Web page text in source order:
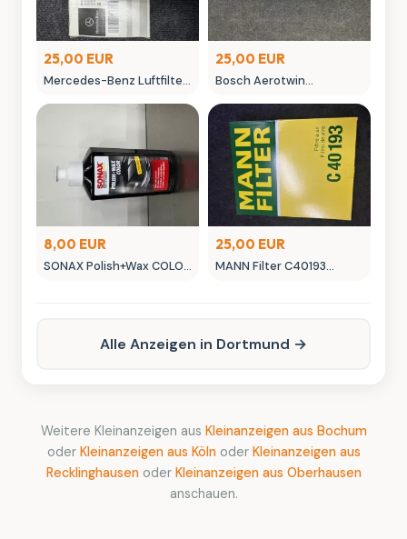
25,00 EUR
Mercedes-Benz Luftfilter
Ersatzteil
25,00 EUR
Bosch Aerotwin
neuwertig in OVP
8,00 EUR
SONAX Polish+Wax COLOR
25,00 EUR
MANN Filter C40193
Alle Anzeigen in Dortmund →
Weitere Kleinanzeigen aus Kleinanzeigen aus Bochum
oder Kleinanzeigen aus Kölnoder Kleinanzeigen aus
Recklinghausenoder Kleinanzeigen aus Oberhausen
anschauen.